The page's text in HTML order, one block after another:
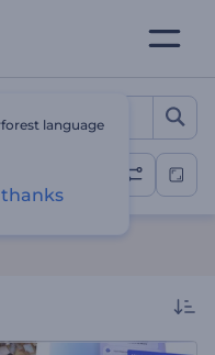
テーション
language
thanks